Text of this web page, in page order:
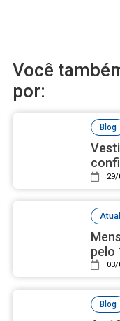
Você
por:
Blog
29/
pelo
03/
Blog